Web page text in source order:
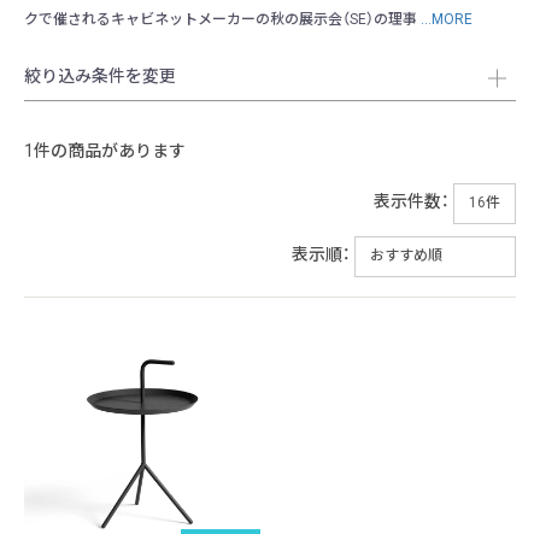
クで催されるキャビネットメーカーの秋の展示会（SE）の理事 ...MORE
絞り込み条件を変更
1件の商品があります
表示件数：
表示順：